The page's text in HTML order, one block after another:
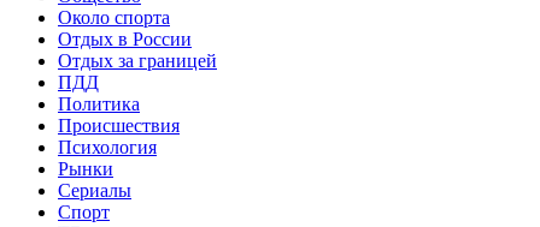
Около спорта
Отдых в России
Отдых за границей
ПДД
Политика
Происшествия
Психология
Рынки
Сериалы
Спорт